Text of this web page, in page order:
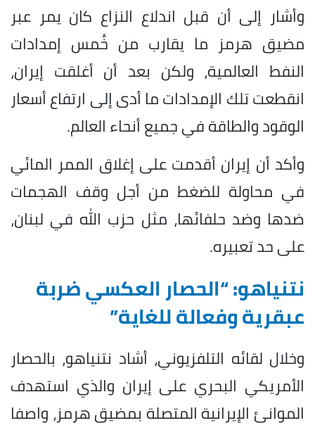
وأشار إلى أن قبل اندلاع النزاع كان يمر عبر
مضيق هرمز ما يقارب من خُمس إمدادات
النفط العالمية، ولكن بعد أن أغلقت إيران،
انقطعت تلك الإمدادات ما أدى إلى ارتفاع أسعار
الوقود والطاقة في جميع أنحاء العالم.
وأكد أن إيران أقدمت على إغلاق الممر المائي
في محاولة للضغط من أجل وقف الهجمات
ضدها وضد حلفائها، مثل حزب الله في لبنان،
على حد تعبيره.
نتنياهو: “الحصار العكسي ضربة
عبقرية وفعالة للغاية”
وخلال لقائه التلفزيوني، أشاد نتنياهو، بالحصار
الأمريكي البحري على إيران والذي استهدف
الموانئ الإيرانية المتصلة بمضيق هرمز، واصفا